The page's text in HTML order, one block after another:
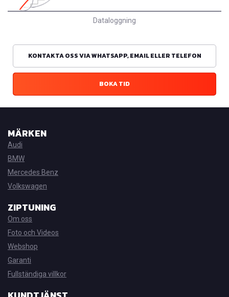
Dataloggning
KONTAKTA OSS VIA WHATSAPP, EMAIL ELLER TELEFON
BOKA TID
MÄRKEN
Audi
BMW
Mercedes Benz
Volkswagen
ZIPTUNING
Om oss
Foto och Videos
Webshop
Garanti
Fullständiga villkor